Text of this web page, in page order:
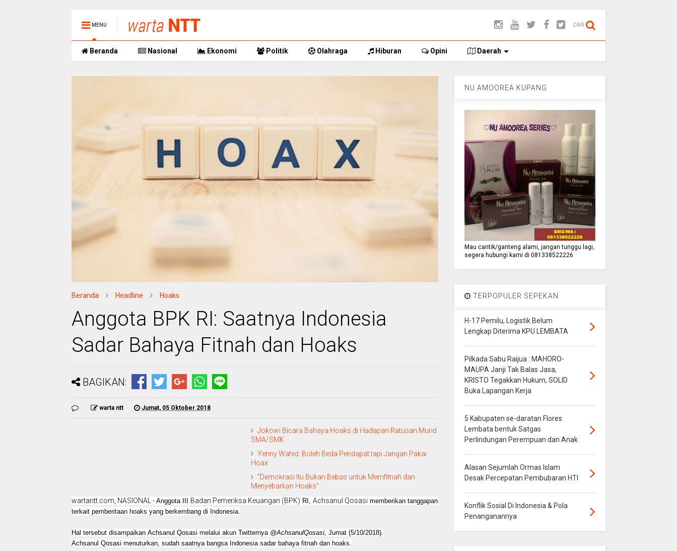
MENU CARI
Beranda Nasional Ekonomi Politik Olahraga Hiburan Opini Daerah
Beranda Headline Hoaks
Anggota BPK RI: Saatnya Indonesia
Sadar Bahaya Fitnah dan Hoaks
BAGIKAN:
warta ntt Jumat, 05 Oktober 2018
Jokowi Bicara Bahaya Hoaks di Hadapan Ratusan Murid
SMA/SMK
Yenny Wahid: Boleh Beda Pendapat tapi Jangan Pakai
Hoax
"Demokrasi Itu Bukan Bebas untuk Memfitnah dan
Menyebarkan Hoaks"
wartantt.com, NASIONAL - Anggota III Badan Pemeriksa Keuangan (BPK) RI, Achsanul Qosasi memberikan tanggapan
terkait pemberitaan hoaks yang berkembang di Indonesia.
Hal tersebut disampaikan Achsanul Qosasi melalui akun Twitternya @AchsanulQosasi, Jumat (5/10/2018).
Achsanul Qosasi menuturkan, sudah saatnya bangsa Indonesia sadar bahaya fitnah dan hoaks.
NU AMOOREA KUPANG
Mau cantik/ganteng alami, jangan tunggu lagi,
segera hubungi kami di 081338522226
TERPOPULER SEPEKAN
H-17 Pemilu, Logistik Belum
Lengkap Diterima KPU LEMBATA
Pilkada Sabu Raijua : MAHORO-
MAUPA Janji Tak Balas Jasa,
KRISTO Tegakkan Hukum, SOLID
Buka Lapangan Kerja
5 Kabupaten se-daratan Flores
Lembata bentuk Satgas
Perlindungan Perempuan dan Anak
Alasan Sejumlah Ormas Islam
Desak Percepatan Pembubaran HTI
Konflik Sosial Di Indonesia & Pola
Penanganannya